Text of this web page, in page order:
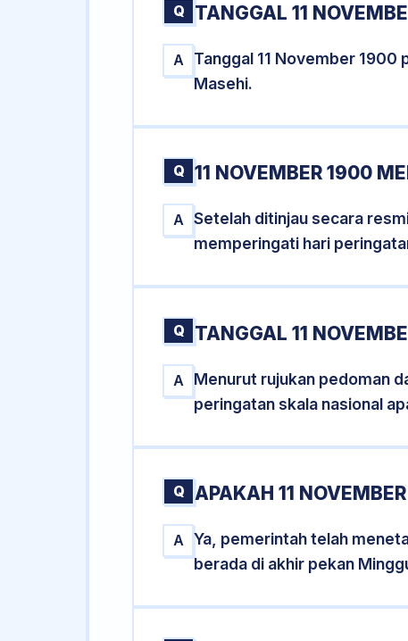
Q TANGGAL 11
A Tanggal 11 November
Masehi.
Q 11 NOVEMBER 1900
A Setelah ditinjau secara
memperingati hari
Q TANGGAL 11
A
Menurut rujukan pedoman
peringatan skala nasional
Q APAKAH 11
A Ya, pemerintah telah
berada di akhir pekan